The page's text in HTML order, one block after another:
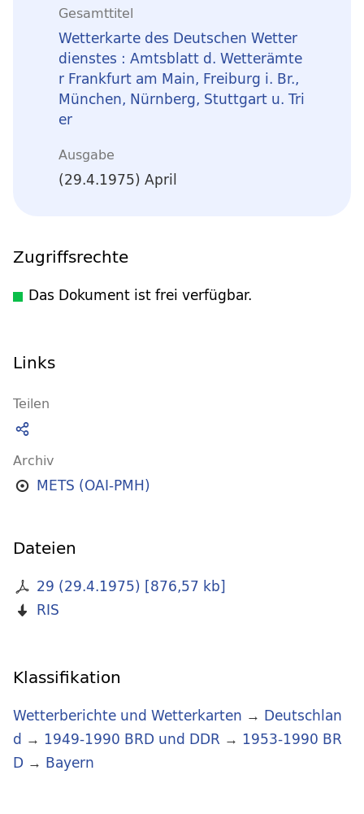
Gesamttitel
Wetterkarte des Deutschen Wetter
dienstes : Amtsblatt d. Wetterämte
r Frankfurt am Main, Freiburg i. Br.,
München, Nürnberg, Stuttgart u. Tri
er
Ausgabe
(29.4.1975) April
Zugriffsrechte
Das Dokument ist frei verfügbar.
Links
Teilen
Archiv
METS (OAI-PMH)
Dateien
29 (29.4.1975) [876,57 kb]
RIS
Klassifikation
Wetterberichte und Wetterkarten → Deutschlan
d → 1949-1990 BRD und DDR → 1953-1990 BR
D → Bayern